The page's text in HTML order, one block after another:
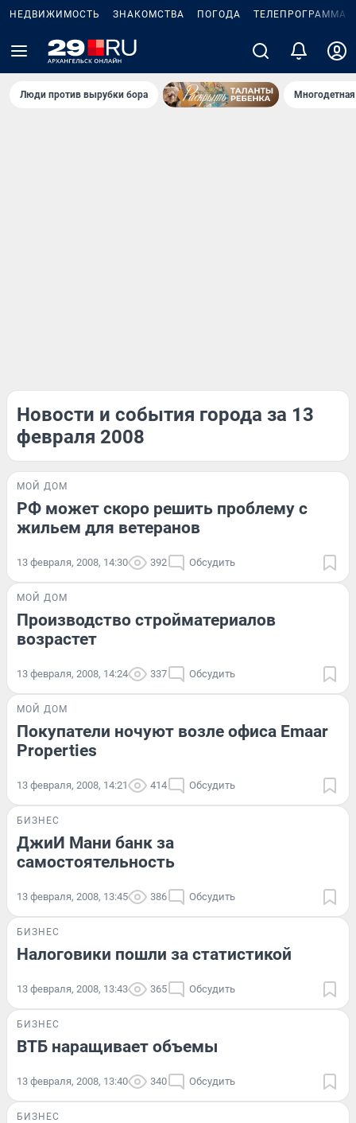
НЕДВИЖИМОСТЬ ЗНАКОМСТВА ПОГОДА ТЕЛЕПРОГРАММА
Люди против вырубки бора
Новости и события города за 13
февраля 2008
МОЙ ДОМ
РФ может скоро решить проблему с
жильем для ветеранов
13 февраля, 2008, 14:30 392 Обсудить
МОЙ ДОМ
Производство стройматериалов
возрастет
13 февраля, 2008, 14:24 337 Обсудить
МОЙ ДОМ
Покупатели ночуют возле офиса Emaar
Properties
13 февраля, 2008, 14:21 414 Обсудить
БИЗНЕС
ДжиИ Мани банк за
самостоятельность
13 февраля, 2008, 13:45 386 Обсудить
БИЗНЕС
Налоговики пошли за статистикой
13 февраля, 2008, 13:43 365 Обсудить
БИЗНЕС
ВТБ наращивает объемы
13 февраля, 2008, 13:40 340 Обсудить
БИЗНЕС